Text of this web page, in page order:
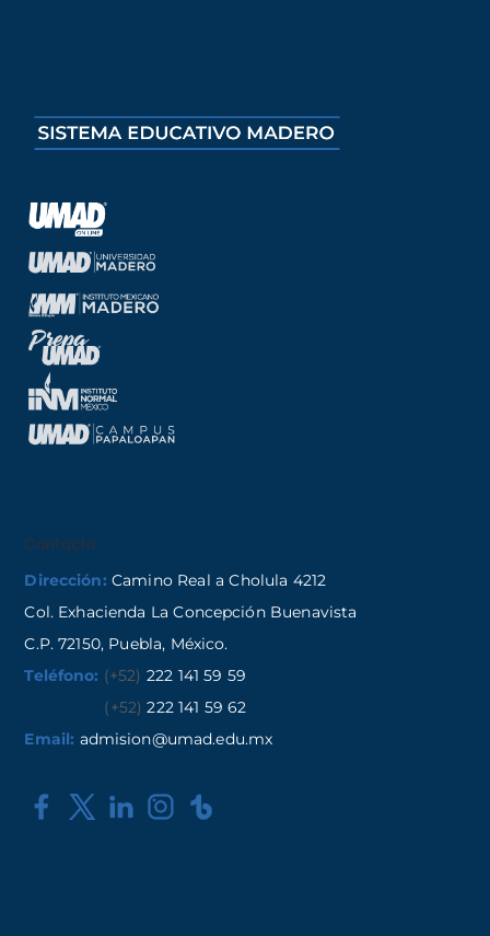
Contacto
Dirección: Camino Real a Cholula 4212
Col. Exhacienda La Concepción Buenavista
C.P. 72150, Puebla, México.
Teléfono: (+52) 222 141 59 59
(+52) 222 141 59 62
Email: admision@umad.edu.mx